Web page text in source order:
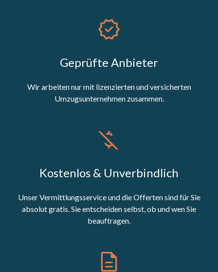
Geprüfte Anbieter
Wir arbeiten nur mit lizenzierten und versicherten
Umzugsunternehmen zusammen.
Kostenlos & Unverbindlich
Unser Vermittlungsservice und die Offerten sind für Sie
absolut gratis. Sie entscheiden selbst, ob und wen Sie
beauftragen.